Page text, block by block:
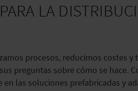
PARA LA
procesos, reducimos costes
preguntas sobre cómo se hace.
las soluciones prefabricadas y